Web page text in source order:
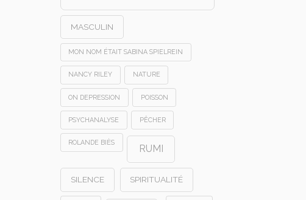
MASCULIN
MON NOM ÉTAIT SABINA SPIELREIN
NANCY RILEY NATURE
ON DEPRESSION POISSON
PSYCHANALYSE PÊCHER
ROLANDE BIÈS
RUMI
SILENCE SPIRITUALITÉ